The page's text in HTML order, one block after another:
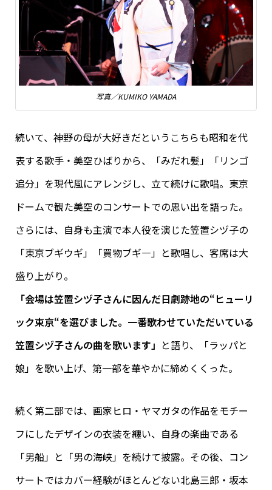
写真／KUMIKO YAMADA
続いて、神野の母が大好きだというこちらも昭和を代
表する歌手・美空ひばりから、「みだれ髪」「リンゴ
追分」を現代風にアレンジし、立て続けに歌唱。東京
ドームで観た美空のコンサートでの思い出を語った。
さらには、自身も主演で本人役を演じた笠置シヅ子の
「東京ブギウギ」「買物ブギ―」と歌唱し、客席は大
盛り上がり。
「会場は笠置シヅ子さんに因んだ日劇跡地の“ヒューリ
ック東京“を選びました。一番歌わせていただいている
笠置シヅ子さんの曲を歌います」 と語り、「ラッパと
娘」を歌い上げ、第一部を華やかに締めくくった。
続く第二部では、画家ヒロ・ヤマガタの作品をモチー
フにしたデザインの衣装を纏い、自身の楽曲である
「男船」と「男の海峡」を続けて披露。その後、コン
サートではカバー経験がほとんどない北島三郎・坂本